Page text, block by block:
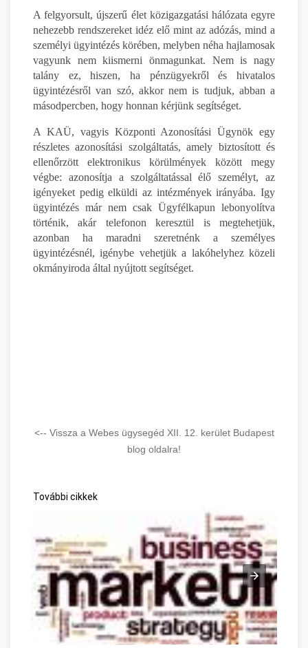
A felgyorsult, újszerű élet közigazgatási hálózata egyre
nehezebb rendszereket idéz elő mint az adózás, mind a
személyi ügyintézés körében, melyben néha hajlamosak
vagyunk nem kiismerni önmagunkat. Nem is nagy
talány ez, hiszen, ha pénzügyekről és hivatalos
ügyintézésről van szó, akkor nem is tudjuk, abban a
másodpercben, hogy honnan kérjünk segítséget.
A KAÜ, vagyis Központi Azonosítási Ügynök egy
részletes azonosítási szolgáltatás, amely biztosított és
ellenőrzött elektronikus körülmények között megy
végbe: azonosítja a szolgáltatással élő személyt, az
igényeket pedig elküldi az intézmények irányába. Igy
ügyintézés már nem csak Ügyfélkapun lebonyolítva
történik, akár telefonon keresztül is megtehetjük,
azonban ha maradni szeretnénk a személyes
ügyintézésnél, igénybe vehetjük a lakóhelyhez közeli
okmányiroda által nyújtott segítséget.
<-- Vissza a Webes ügysegéd XII. 12. kerület Budapest
blog oldalra!
További cikkek